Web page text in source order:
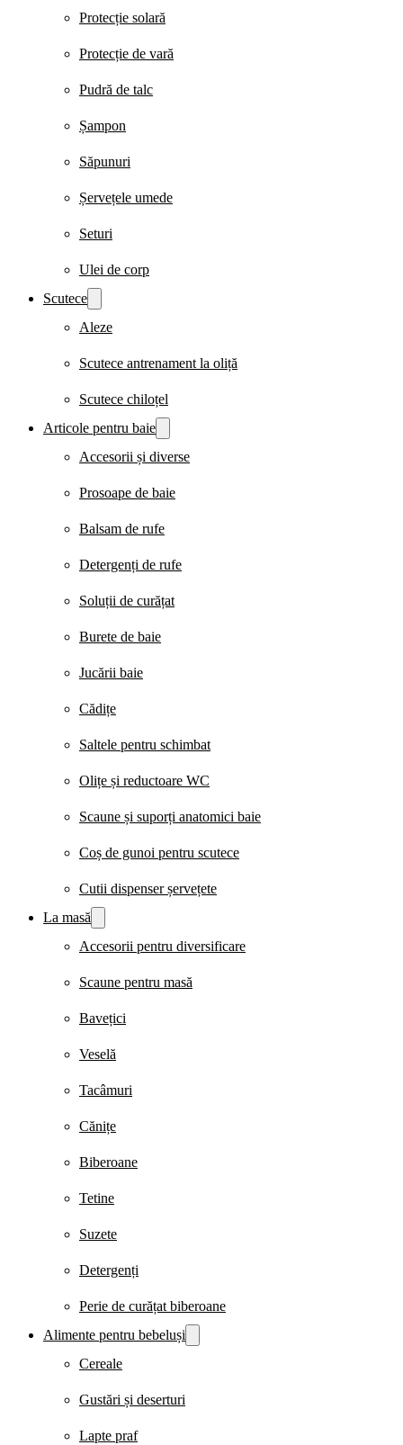
Protecție solară
Protecție de vară
Pudră de talc
Șampon
Săpunuri
Șervețele umede
Seturi
Ulei de corp
Scutece
Aleze
Scutece antrenament la oliță
Scutece chiloțel
Articole pentru baie
Accesorii și diverse
Prosoape de baie
Balsam de rufe
Detergenți de rufe
Soluții de curățat
Burete de baie
Jucării baie
Cădițe
Saltele pentru schimbat
Olițe și reductoare WC
Scaune și suporți anatomici baie
Coș de gunoi pentru scutece
Cutii dispenser șervețete
La masă
Accesorii pentru diversificare
Scaune pentru masă
Bavețici
Veselă
Tacâmuri
Cănițe
Biberoane
Tetine
Suzete
Detergenți
Perie de curățat biberoane
Alimente pentru bebeluși
Cereale
Gustări și deserturi
Lapte praf